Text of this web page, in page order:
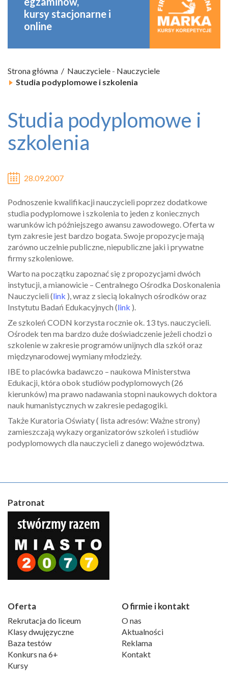
kursy stacjonarne i
online
Strona główna Nauczyciele - Nauczyciele
Studia podyplomowe i szkolenia
Studia podyplomowe i
szkolenia
28.09.2007
Podnoszenie kwalifikacji nauczycieli poprzez dodatkowe
studia podyplomowe i szkolenia to jeden z koniecznych
warunków ich późniejszego awansu zawodowego. Oferta w
tym zakresie jest bardzo bogata. Swoje propozycje mają
zarówno uczelnie publiczne, niepubliczne jaki i prywatne
firmy szkoleniowe.
Warto na początku zapoznać się z propozycjami dwóch
instytucji, a mianowicie – Centralnego Ośrodka Doskonalenia
Nauczycieli (link ), wraz z siecią lokalnych ośrodków oraz
Instytutu Badań Edukacyjnych (link ).
Ze szkoleń CODN korzysta rocznie ok. 13 tys. nauczycieli.
Ośrodek ten ma bardzo duże doświadczenie jeżeli chodzi o
szkolenie w zakresie programów unijnych dla szkół oraz
międzynarodowej wymiany młodzieży.
IBE to placówka badawczo – naukowa Ministerstwa
Edukacji, która obok studiów podyplomowych (26
kierunków) ma prawo nadawania stopni naukowych doktora
nauk humanistycznych w zakresie pedagogiki.
Także Kuratoria Oświaty ( lista adresów: Ważne strony)
zamieszczają wykazy organizatorów szkoleń i studiów
podyplomowych dla nauczycieli z danego województwa.
Patronat
Oferta
Rekrutacja do liceum
Klasy dwujęzyczne
Baza testów
Konkurs na 6+
Kursy
O firmie i kontakt
O nas
Aktualności
Reklama
Kontakt